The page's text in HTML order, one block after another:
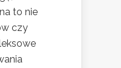
to nie
czy